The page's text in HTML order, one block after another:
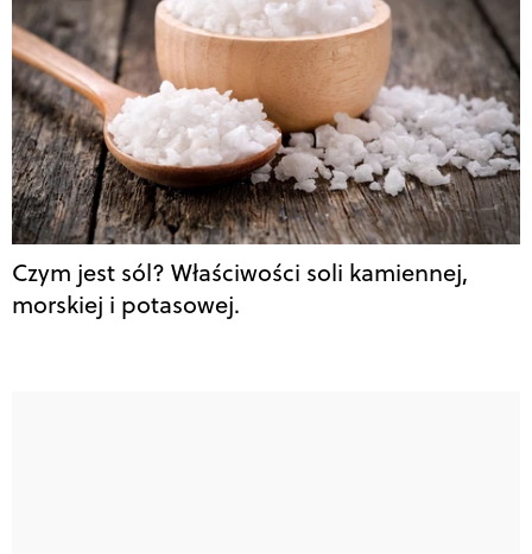
Czym jest sól? Właściwości soli kamiennej,
morskiej i potasowej.